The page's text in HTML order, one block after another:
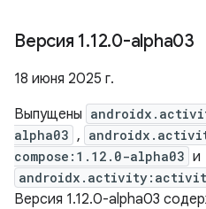
Версия 1.12.0-alpha03
18 июня 2025 г.
Выпущены
alpha03 ,
compose:1.12.0-alpha03 и
Версия 1.12.0-alpha03